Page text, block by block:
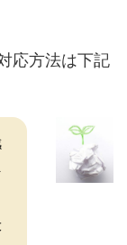
応方法は下記